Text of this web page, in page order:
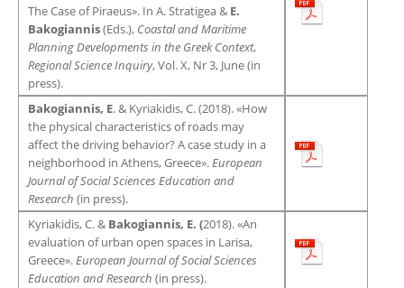
The Case of Piraeus». In A. Stratigea & E.
Bakogiannis(Eds.), Coastal and Maritime
Planning Developments in the Greek Context,
Regional Science Inquiry, Vol. X, Nr 3, June (in
press).
Bakogiannis, E. & Kyriakidis, C. (2018). «How
the physical characteristics of roads may
affect the driving behavior? A case study in a
neighborhood in Athens, Greece».European
Journal of Social Sciences Education and
Research (in press).
Kyriakidis, C. & Bakogiannis, E. (2018). «An
evaluation of urban open spaces in Larisa,
Greece».European Journal of Social Sciences
Education and Research (in press).